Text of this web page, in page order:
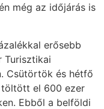
még az időjárás is
erősebb
Turisztikai
Csütörtök és hétfő
el 600 ezer
Ebből a belföldi